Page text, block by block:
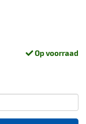
Op voorraad